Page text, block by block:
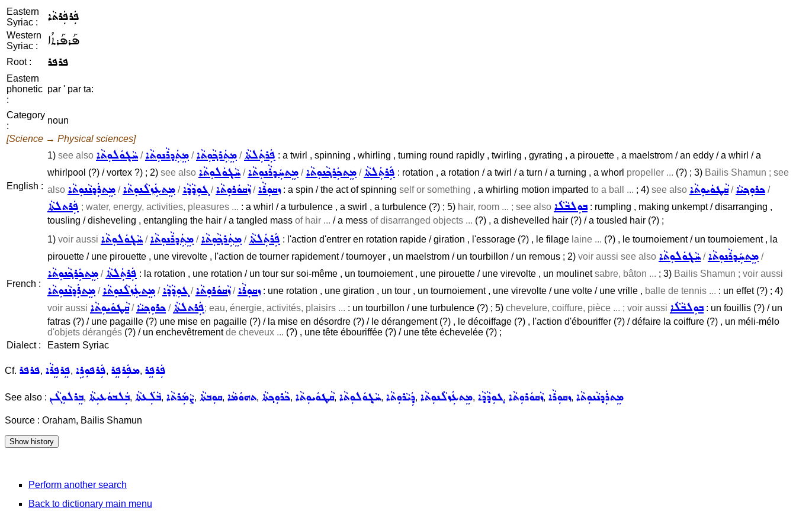
Eastern
Syriac :
ܦܲܪܦܲܪܬܵܐ
Western
Syriac :
ܦܰܪܦܰܪܬܳܐ
Root : ܦܪܦܪ
Eastern
phonetic
:
par ' par ta:
Category
:
noun
[Science → Physical sciences]
English :
1) see also ܚܵܓ݂ܘܿܠܘܼܬܵܐ /ܡܸܬܲܕܪܵܢܘܼܬܵܐ /ܡܸܬܲܪܟ݂ܵܘܼܬܵܐ /ܦܲܪܬܲܠܬܵܐ : a twirl , spinning , whirling , turning round rapidly , twirling , gyrating , a pirouette , a maelstrom / an eddy / a whirl / a
whirlpool (?) / vortex ?) ; 2) see also ܚܵܓ݂ܘܿܠܘܼܬܵܐ /ܡܸܬܚܲܕܪܵܢܘܼܬܵܐ /ܡܸܬܟܲܪܟ݂ܵܢܘܼܬܵܐ /ܦܲܪܬܲܠܬܵܐ : rotation , a rotation / a twirl / a turn / a turning , a whorl propeller ... (?) ; 3) Bailis Shamun ; see
also ܡܸܬܪܲܕܢܵܢܘܼܬܵܐ /ܡܸܬܥܲܙܠܵܢܘܼܬܵܐ /ܓܘܼܕܵܕܵܐ /ܙܵܩܘܿܪܘܼܬܵܐ/ܙܩܘܼܪܵܐ: a spin / the act of spinning self or something , a whirling motion imparted to a ball ... ; 4) see also ܩܵܛܘܿܝܘܼܬܵܐ/ܟܪܘܼܟ݂ܝܵܐ /
ܦܲܪܬܠܬܵܐ ; water, energy, activities, pleasures ... : a whirl / a turbulence , a swirl , a turbulence (?) ; 5) hair, room ... ; see also ܒܘܼܠܒܵܠܵܐ: rumpling , making unkempt / disarranging ,
tousling / disheveling , entangling the hair / a tangled mass of hair ... / a mess of disarranged objects ... (?) , a dishevelled hair (?) / a tousled hair (?) ;
French :
1) voir aussi ܚܵܓ݂ܘܿܠܘܼܬܵܐ /ܡܸܬܲܕܪܵܢܘܼܬܵܐ /ܡܸܬܲܪܟ݂ܵܘܼܬܵܐ /ܦܲܪܬܲܠܬܵܐ : l'action d'entrer en rotation rapide / giration , l'essorage (?) , le filage laine ... (?) , le tournoiement / un tournoiement , la
pirouette / une pirouette , une virevolte , l'action de tourner rapidement / tournoyer , un maelstrom / un tourbillon / un remous ; 2) voir aussi see also ܚܵܓ݂ܘܿܠܘܼܬܵܐ /ܡܸܬܚܲܕܪܵܢܘܼܬܵܐ /
ܡܸܬܟܲܪܟ݂ܵܢܘܼܬܵܐ /ܦܲܪܬܲܠܬܵܐ : la rotation , une rotation / un tour sur soi-même , un tournoiement , une pirouette / une virevolte , un moulinetsabre, bâton ... ; 3) Bailis Shamun ; voir aussi
ܡܸܬܪܲܕܢܵܢܘܼܬܵܐ /ܡܸܬܥܲܙܠܵܢܘܼܬܵܐ /ܓܘܼܕܵܕܵܐ /ܙܵܩܘܿܪܘܼܬܵܐ/ܙܩܘܼܪܵܐ: une rotation , une giration , un tour , un tournoiement , une virevolte / une volte / une vrille , balle de tennis ... : un effet (?) ; 4)
voir aussi ܩܵܛܘܿܝܘܼܬܵܐ/ܟܪܘܼܟ݂ܝܵܐ /ܦܲܪܬܠܬܵܐ; eau, énergie, activités, plaisirs ... : un tourbillon / une turbulence (?) ; 5) chevelure, coiffure, pièce ... ; voir aussi ܒܘܼܠܒܵܠܵܐ: un fouillis (?) / un
fatras (?) / une pagaille (?) une mise en pagaille (?) / la mise en désordre (?) / le dérangement (?) , le décoiffage (?) , l'action d'ébouriffer (?) / défaire la coiffure (?) , un méli-mélo
d'objets dérangés (?) / un enchevêtrementde cheveux ... (?) , une tête ébouriffée (?) / une tête échevelée (?) ;
Dialect :
Eastern Syriac
Cf. ܦܪܦܪ, ܦܸܪܦܸܪܵܐ, ܦܲܪܦܘܼܪܹܐ, ܡܦܲܪܦܸܪ, ܦܲܪܦܸܪ
See also : ܒܸܪܠܘܼܓܵܢ, ܒܲܠܒܘܿܥܝܼܬܵܐ, ܒܵܠܲܥܬܵܐ, ܨܵܡܲܪܬܵܐ, ܩܘܼܒܬܵܐ, ܬܗܘܿܡܵܐ, ܟܵܪܘܼܟ݂ܬܵܐ, ܩܵܛܘܿܝܘܼܬܵܐ, ܚܵܓ݂ܘܿܠܘܼܬܵܐ, ܕܲܝܵܪܘܼܬܵܐ, ܡܸܬܥܲܙܠܵܢܘܼܬܵܐ, ܓܘܼܕܵܕܵܐ, ܙܵܩܘܿܪܘܼܬܵܐ, ܙܩܘܼܪܵܐ, ܡܸܬܪܲܕܢܵܢܘܼܬܵܐ
Source : Oraham, Bailis Shamun
Perform another search
Back to dictionary main menu